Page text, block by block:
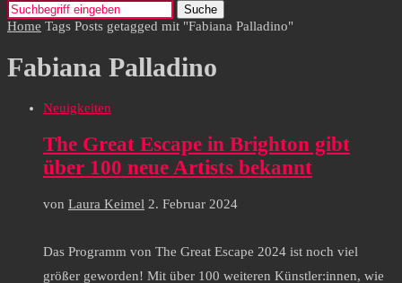
Suche
Home Tags Posts getagged mit "Fabiana Palladino"
Fabiana Palladino
Neuigkeiten
The Great Escape in Brighton gibt
über 100 neue Artists bekannt
von Laura Keimel 2. Februar 2024
Das Programm von The Great Escape 2024 ist noch viel
größer geworden! Mit über 100 weiteren Künstler:innen, wie